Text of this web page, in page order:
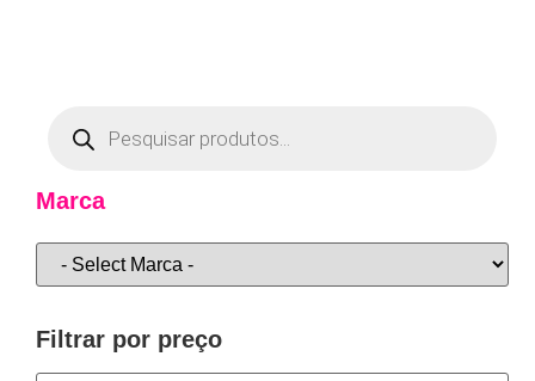
Marca
Filtrar por preço